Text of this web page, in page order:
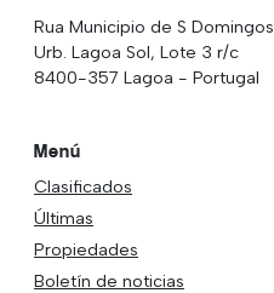
Rua Municipio de S Domingos
Urb. Lagoa Sol, Lote 3 r/c
8400-357 Lagoa - Portugal
Menú
Clasificados
Últimas
Propiedades
Boletín de noticias